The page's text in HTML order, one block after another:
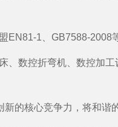
1、GB7588-2008
数控折弯机、数控加
的核心竞争力，将和